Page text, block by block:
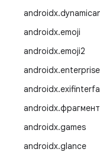
androidx.
androidx.emoji
androidx.emoji2
androidx.enterprise
androidx.
androidx.фрагмент
androidx.games
androidx.glance